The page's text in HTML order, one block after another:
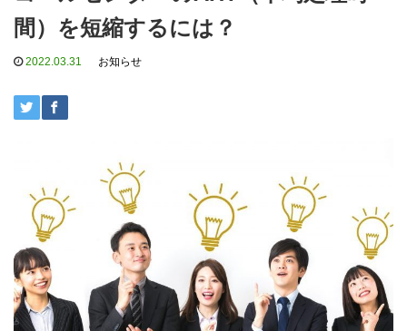
間）を短縮するには？
2022.03.31 お知らせ